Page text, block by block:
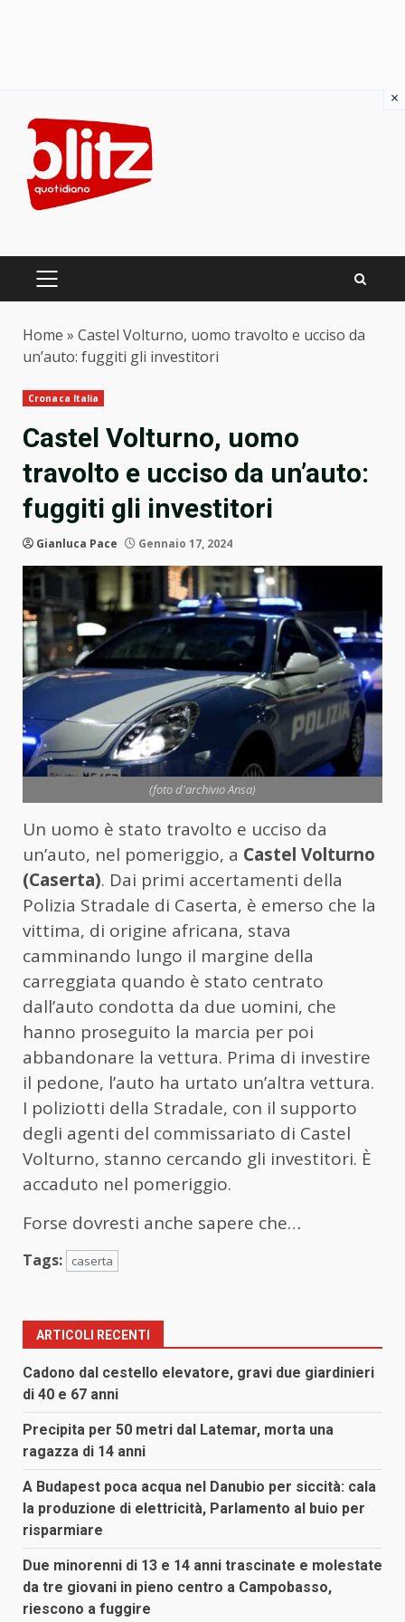
content
PRIMARY
Home » Castel Volturno, uomo travolto e ucciso da
un’auto: fuggiti gli investitori
Cronaca Italia
Castel Volturno, uomo
travolto e ucciso da un’auto:
fuggiti gli investitori
Gianluca Pace Gennaio 17, 2024
(foto d'archivio Ansa)
Un uomo è stato travolto e ucciso da
un’auto, nel pomeriggio, a Castel Volturno
(Caserta). Dai primi accertamenti della
Polizia Stradale di Caserta, è emerso che la
vittima, di origine africana, stava
camminando lungo il margine della
carreggiata quando è stato centrato
dall’auto condotta da due uomini, che
hanno proseguito la marcia per poi
abbandonare la vettura. Prima di investire
il pedone, l’auto ha urtato un’altra vettura.
I poliziotti della Stradale, con il supporto
degli agenti del commissariato di Castel
Volturno, stanno cercando gli investitori. È
accaduto nel pomeriggio.
Forse dovresti anche sapere che…
Tags: caserta
ARTICOLI RECENTI
Cadono dal cestello elevatore, gravi due giardinieri
di 40 e 67 anni
Precipita per 50 metri dal Latemar, morta una
ragazza di 14 anni
A Budapest poca acqua nel Danubio per siccità: cala
la produzione di elettricità, Parlamento al buio per
risparmiare
Due minorenni di 13 e 14 anni trascinate e molestate
da tre giovani in pieno centro a Campobasso,
riescono a fuggire
×